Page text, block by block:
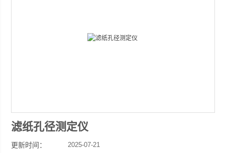
滤纸孔径测定仪
更新时间： 2025-07-21